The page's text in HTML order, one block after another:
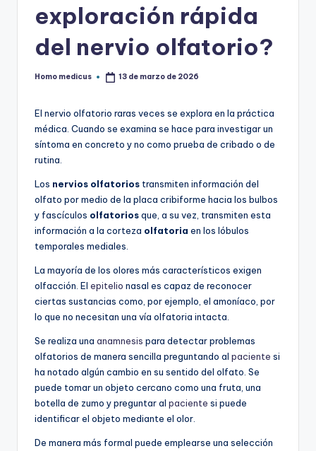
exploración rápida
del nervio olfatorio?
Publicado
Homo medicus 13 de marzo de 2026
El nervio olfatorio raras veces se explora en la práctica
médica. Cuando se examina se hace para investigar un
síntoma en concreto y no como prueba de cribado o de
rutina.
Los nervios olfatorios transmiten información del
olfato por medio de la placa cribiforme hacia los bulbos
y fascículos olfatoriosque, a su vez, transmiten esta
información a la corteza olfatoria en los lóbulos
temporales mediales.
La mayoría de los olores más característicos exigen
olfacción. El epitelio nasal es capaz de reconocer
ciertas sustancias como, por ejemplo, el amoníaco, por
lo que no necesitan una vía olfatoria intacta.
Se realiza una anamnesis para detectar problemas
olfatorios de manera sencilla preguntando al paciente si
ha notado algún cambio en su sentido del olfato. Se
puede tomar un objeto cercano como una fruta, una
botella de zumo y preguntar al paciente si puede
identificar el objeto mediante el olor.
De manera más formal puede emplearse una selección